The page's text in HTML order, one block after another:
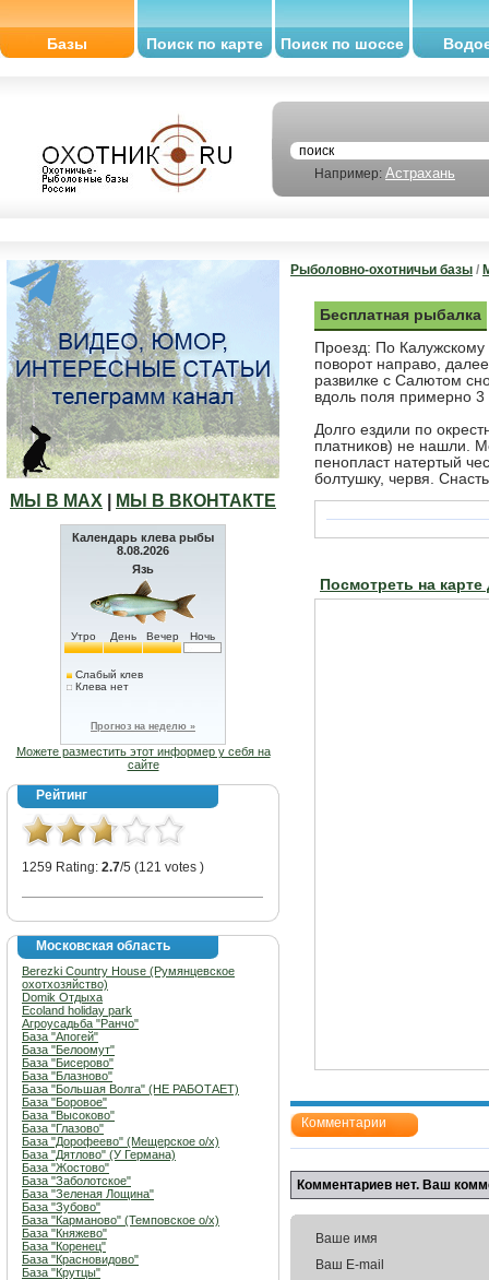
Базы Поиск по карте Поиск по шоссе
Например: Астрахань
МЫ В МАХ МЫ В ВКОНТАКТЕ
Календарь клева рыбы
8.08.2026
Язь
Утро День Вечер Ночь
Слабый клев
Клева нет
Прогноз на неделю »
Можете разместить этот информер у себя на
сайте
Рейтинг
1259 Rating: 2.7/5 (121 votes )
Московская область
Berezki Country House (Румянцевское
охотхозяйство)
Domik Отдыха
Ecoland holiday park
Агроусадьба "Ранчо"
База "Апогей"
База "Белоомут"
База "Бисерово"
База "Блазново"
База "Большая Волга" (НЕ РАБОТАЕТ)
База "Боровое"
База "Высоково"
База "Глазово"
База "Дорофеево" (Мещерское о/х)
База "Дятлово" (У Германа)
База "Жостово"
База "Заболотское"
База "Зеленая Лощина"
База "Зубово"
База "Карманово" (Темповское о/х)
База "Княжево"
База "Коренец"
База "Красновидово"
База "Крутцы"
Рыболовно-охотничьи базы /
Бесплатная рыбалка
Проезд: По
поворот направо,
развилке с Салютом
вдоль поля примерно 3
Долго ездили по
платников) не нашли.
пенопласт натертый
болтушку, червя.
Посмотреть на
Комментарии
Комментариев нет. Ваш
Ваше имя
Ваш E-mail